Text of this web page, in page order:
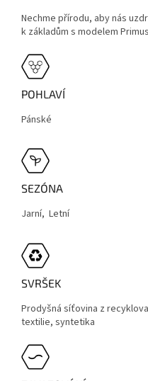
Nechme přírodu, aby nás
k základům s modelem
POHLAVÍ
Pánské
SEZÓNA
Jarní, Letní
SVRŠEK
Prodyšná síťovina z
textilie, syntetika